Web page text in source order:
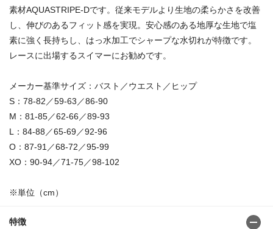
素材AQUASTRIPE-Dです。従来モデルより生地の柔らかさを改善
し、伸びのあるフィット感を実現。安心感のある地厚な生地で塩
素に強く長持ちし、はっ水加工でシャープな水切れが特徴です。
レースに出場するスイマーにお勧めです。
メーカー基準サイズ：バスト／ウエスト／ヒップ
S：78-82／59-63／86-90
M：81-85／62-66／89-93
L：84-88／65-69／92-96
O：87-91／68-72／95-99
XO：90-94／71-75／98-102
※単位（cm）
特徴